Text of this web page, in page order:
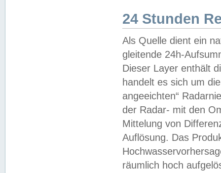
24 Stunden
Als Quelle dient ein
gleitende 24h-
Dieser Layer enthält
handelt es sich um
angeeichten“
der Radar- mit den
Mittelung von
Auflösung. Das
räumlich hoch